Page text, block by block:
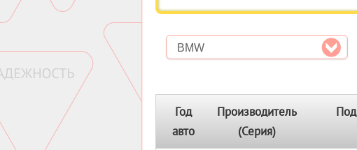
BMW
Год
авто
Производитель
(Серия)